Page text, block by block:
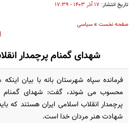
تاریخ انتشار: ۱۷ آذر ۱۴۰۳ - ۱۷:۳۹
صفحه نخست »سیاسی
شهدای گمنام پرچمدار
فرمانده سپاه شهرستان بانه با بیان
محسوب می شوند، گفت: شهدای
پرچمدار انقلاب اسلامی ایران هستند که
شهادت هنر مردان خدا است.